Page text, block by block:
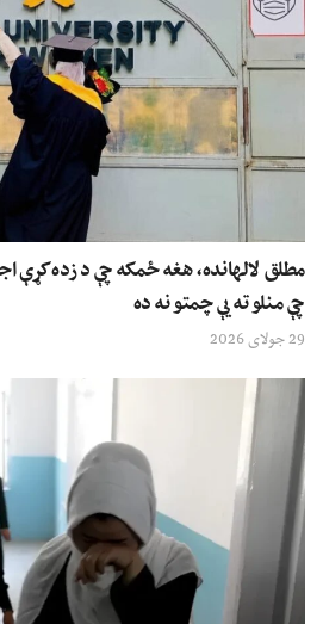
مطلق لالهانده، هغه ځمکه چې د زده کړې
چې منلو ته یې چمتو نه ده
29 جولای 2026